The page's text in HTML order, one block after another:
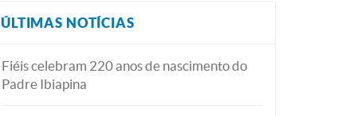
ÚLTIMAS NOTÍCIAS
Fiéis celebram 220 anos de nascimento do
Padre Ibiapina